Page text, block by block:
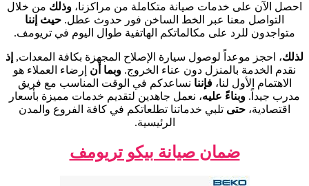
احصل الآن على خدمات صيانة متكاملة من مراكزنا، وذلك من خلال
التواصل معنا عبر الخط الساخن فور حدوث عطل. حيث إننا
متواجدون للرد على مكالماتكم الهاتفية طوال اليوم في تريومف.
لذلك، احجز موعداً لوصول سيارة الإصلاح المجهزة بكافة المعدات, إذ
نقدم الخدمة بالمنزل دون عناء الخروج. وبما أن إرضاء العملاء هو
الاهتمام الأول لنا،فإننا نساعدكم في الوقت المناسب مع فريق
مدرب جيداً. وبناءً عليه، نعمل جاهدين لتقديم خدمات مميزة بأسعار
اقتصادية، حتى تلبي خدماتنا تطلعاتكم في كافة الفروع والمدن
الرئيسية.
ضمان صيانة بيكو تريومف